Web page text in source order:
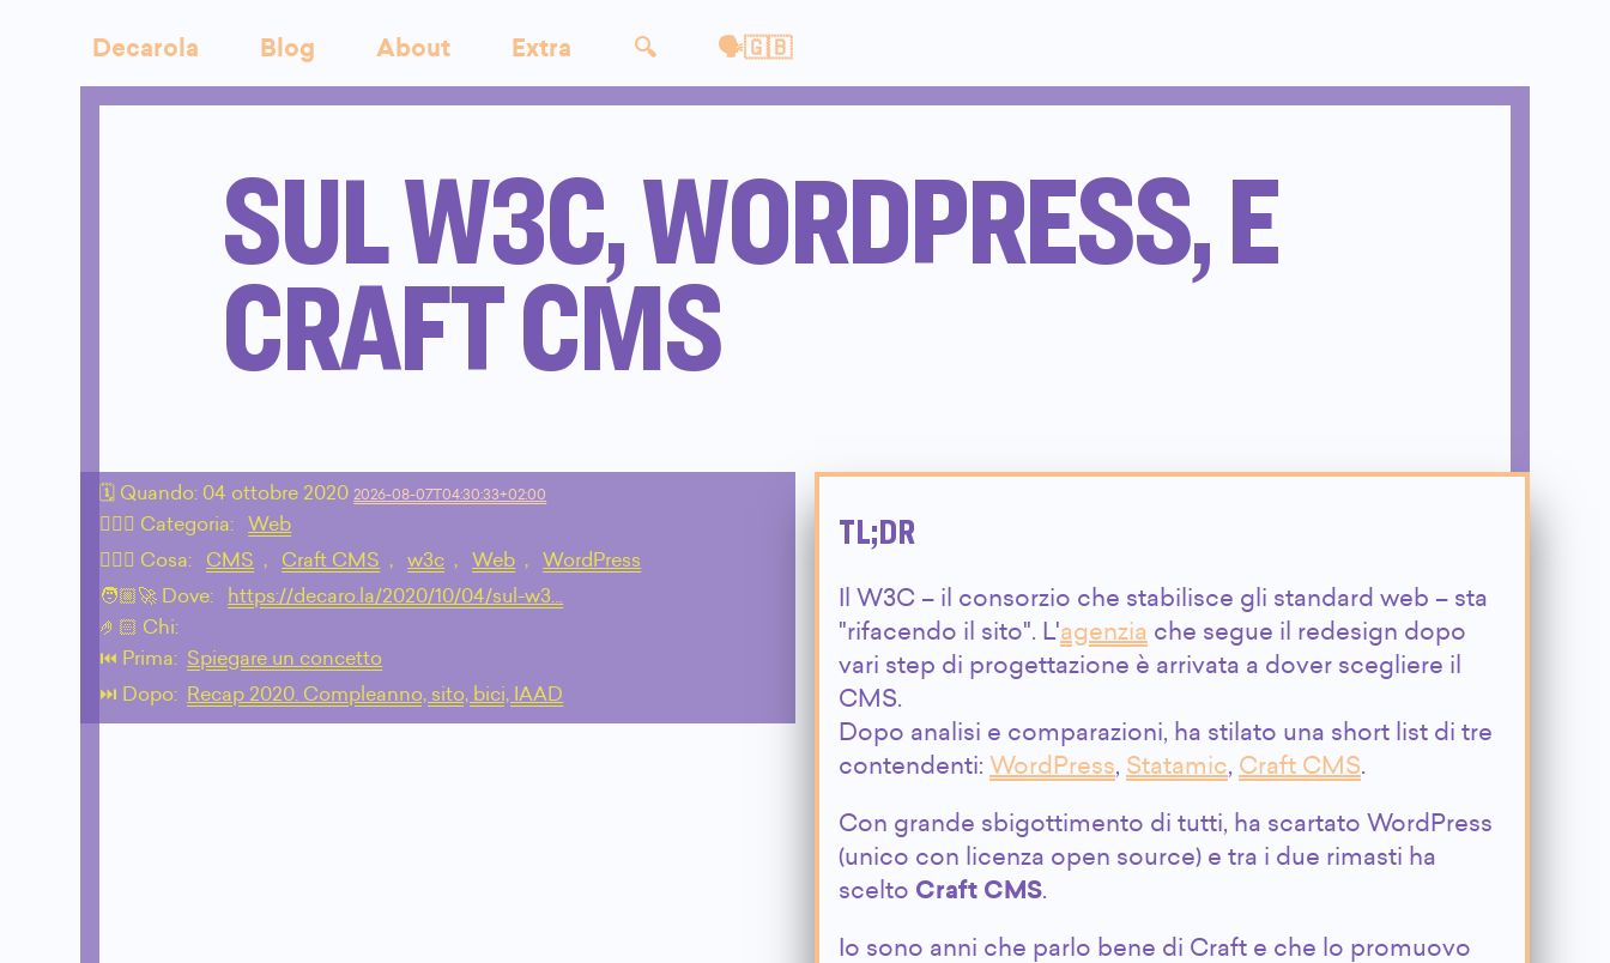
Decarola Blog About Extra 🔍 🗣🇬🇧
SUL W3C, WORDPRESS, E
CRAFT CMS
🗓 Quando: 04 ottobre 2020 2026-08-07T04:30:33+02:00
🙇🏻‍♂️ Categoria:
Web
💁🏼‍♂️ Cosa:
CMS , Craft CMS , w3c , Web ,
WordPress
🧑🏼‍🚀 Dove:
https://decaro.la/2020/10/04/sul-w3…
🤌🏻 Chi:
⏮️ Prima: Spiegare un concetto
⏭️ Dopo:
Recap 2020. Compleanno, sito, bici, IAAD
TL;DR
Il W3C – il consorzio che stabilisce gli standard web – sta
"rifacendo il sito". L'agenzia che segue il redesign dopo
vari step di progettazione è arrivata a dover scegliere il
CMS.
Dopo analisi e comparazioni, ha stilato una short list di tre
contendenti: WordPress, Statamic, Craft CMS.
Con grande sbigottimento di tutti, ha scartato WordPress
(unico con licenza open source) e tra i due rimasti ha
scelto Craft CMS.
Io sono anni che parlo bene di Craft e che lo promuovo